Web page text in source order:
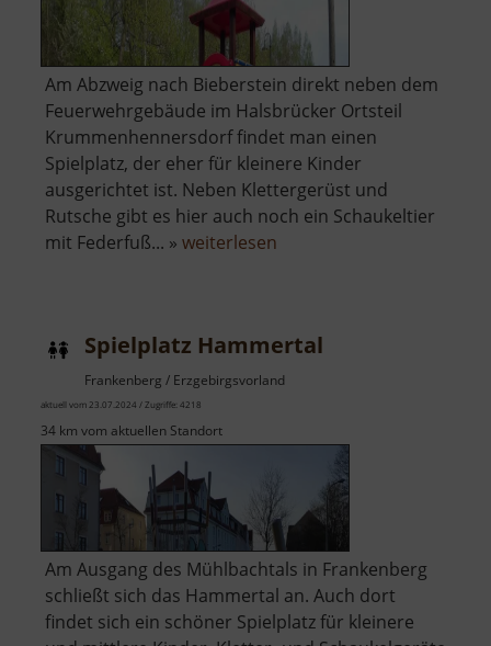
Am Abzweig nach Bieberstein direkt neben dem
Feuerwehrgebäude im Halsbrücker Ortsteil
Krummenhennersdorf findet man einen
Spielplatz, der eher für kleinere Kinder
ausgerichtet ist. Neben Klettergerüst und
Rutsche gibt es hier auch noch ein Schaukeltier
mit Federfuß... » weiterlesen
Spielplatz Hammertal
Frankenberg / Erzgebirgsvorland
aktuell vom 23.07.2024 / Zugriffe: 4218
34 km vom aktuellen Standort
Am Ausgang des Mühlbachtals in Frankenberg
schließt sich das Hammertal an. Auch dort
findet sich ein schöner Spielplatz für kleinere